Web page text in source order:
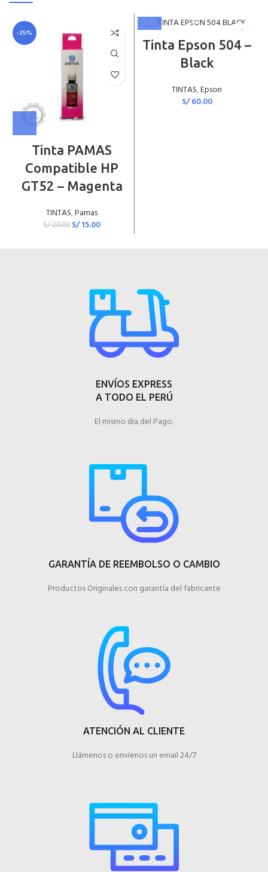
-25%
Tinta PAMAS
Compatible HP
GT52 – Magenta
TINTAS,Pamas
S/20.00 S/15.00
Tinta Epson 504 –
Black
TINTAS,Epson
S/60.00
ENVÍOS EXPRESS
A TODO EL PERÚ
El mismo dia del Pago.
GARANTÍA DE REEMBOLSO O CAMBIO
Productos Originales con garantía del fabricante
ATENCIÓN AL CLIENTE
Llámenos o envíenos un email 24/7